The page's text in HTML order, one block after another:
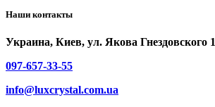
Наши контакты
Украина, Киев, ул. Якова Гнездовского
097-657-33-55
info@luxcrystal.com.ua